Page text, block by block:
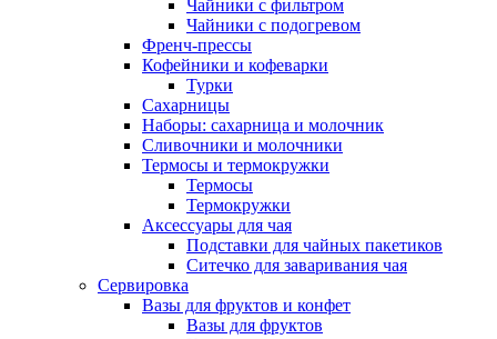
Чайники с фильтром
Чайники с подогревом
Френч-прессы
Кофейники и кофеварки
Турки
Сахарницы
Наборы: сахарница и молочник
Сливочники и молочники
Термосы и термокружки
Термосы
Термокружки
Аксессуары для чая
Подставки для чайных пакетиков
Ситечко для заваривания чая
Сервировка
Вазы для фруктов и конфет
Вазы для фруктов